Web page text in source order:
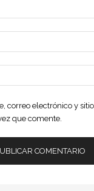
correo electrónico y
que comente.